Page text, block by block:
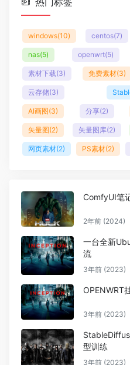
windows(10) centos(7)
nas(5) openwrt(5)
素材下载(3) 免费素材(3)
云存储(3)
AI画图(3) 分享(2)
矢量图(2) 矢量图库(2)
网页素材(2) PS素材(2)
ComfyUI笔
2年前 (2024)
一台全新
流
3年前 (2023)
OPENWRT
3年前 (2023)
型训练
3年前 (2023)